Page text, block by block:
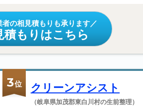
者の相見積もりも承ります
積もりはこちら
3位 クリーンアシスト
（岐阜県加茂郡東白川村の生前整理）